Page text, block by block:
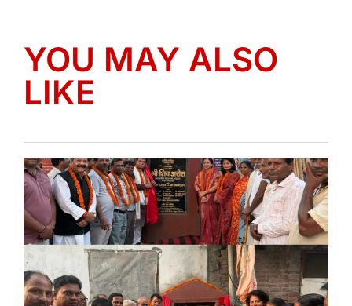
YOU MAY ALSO
LIKE